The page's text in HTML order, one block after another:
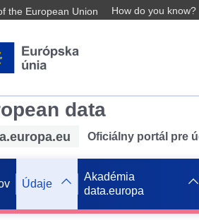
the European Union How do you know?
data
Oficiálny portál pre
Údaje
Akadémia
data.europa